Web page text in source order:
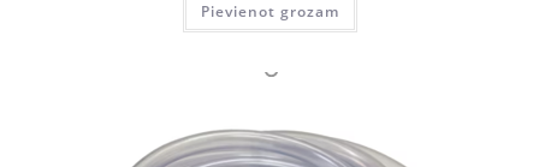
Pievienot grozam